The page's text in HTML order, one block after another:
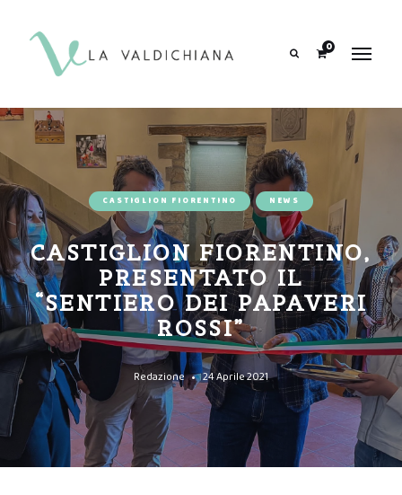
0
CASTIGLION FIORENTINO NEWS
CASTIGLION FIORENTINO,
PRESENTATO IL
“SENTIERO DEI PAPAVERI
ROSSI”
Redazione 24 Aprile 2021